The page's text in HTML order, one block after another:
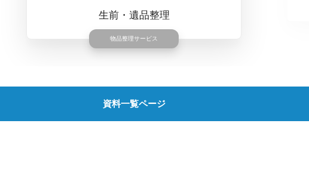
もしもの時に大切な人に残す
エンディングノート
資料一覧ページ